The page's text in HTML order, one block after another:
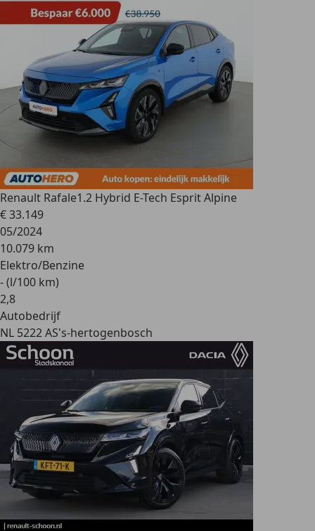
Renault Rafale1.2 Hybrid E-Tech Esprit Alpine
€ 33.149
05/2024
10.079 km
Elektro/Benzine
- (l/100 km)
2,8
Autobedrijf
NL 5222 AS's-hertogenbosch